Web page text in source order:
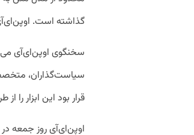
گذاشته است.
سخنگوی اوپن‌ای‌آی
سیاست‌گذاران،
قرار بود این ابزار را از طریق یک
اوپن‌ای‌آی روز جمعه